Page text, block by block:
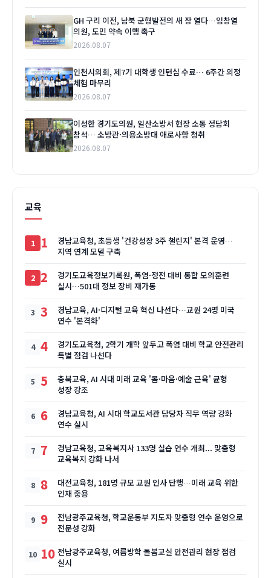
GH 구리 이전, 남북 균형발전의 새 장 열다…임창열
의원, 도민 약속 이행 촉구
2026.08.07
인천시의회, 제7기 대학생 인턴십 수료… 6주간 의정
체험 마무리
2026.08.07
이성한 경기도의원, 일산소방서 현장 소통 정담회
참석… 소방관·의용소방대 애로사항 청취
2026.08.07
교육
1
경남교육청, 초등생 '건강성장 3주 챌린지' 본격 운영…
지역 연계 모델 구축
2
경기도교육정보기록원, 폭염·정전 대비 통합 모의훈련
실시…501대 정보 장비 재가동
3
경남교육, AI·디지털 교육 혁신 나선다…교원 24명 미국
연수 '본격화'
4
경기도교육청, 2학기 개학 앞두고 폭염 대비 학교 안전관리
특별 점검 나선다
5
충북교육, AI 시대 미래 교육 '몸·마음·예술 근육' 균형
성장 강조
6
경남교육청, AI 시대 학교도서관 담당자 직무 역량 강화
연수 실시
7
경남교육청, 교육복지사 133명 실습 연수 개최... 맞춤형
교육복지 강화 나서
8
대전교육청, 181명 규모 교원 인사 단행…미래 교육 위한
인재 중용
9
전남광주교육청, 학교운동부 지도자 맞춤형 연수 운영으로
전문성 강화
10 전남광주교육청, 여름방학 돌봄교실 안전관리 현장 점검
실시